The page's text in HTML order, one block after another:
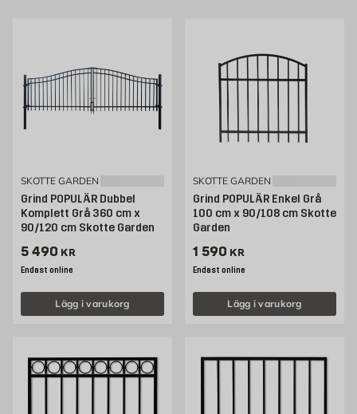
SKOTTE GARDEN
Grind POPULÄR Dubbel
Komplett Grå 360 cm x
90/120 cm Skotte Garden
Pris 5490 kr
5 490 KR
Endast online
Lägg i varukorg
SKOTTE GARDEN
Grind POPULÄR Enkel Grå
100 cm x 90/108 cm Skotte
Garden
Pris 1590 kr
1 590 KR
Endast online
Lägg i varukorg